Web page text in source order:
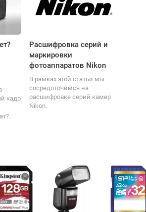
кадр
Расшифровка серий и
маркировки
фотоаппаратов Nikon
В рамках этой статьи мы
сосредоточимся на
расшифровке серий камер
Nikon.